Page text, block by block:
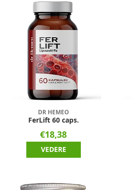
DR HEMEO
FerLift 60 caps.
€18,38
VEDERE